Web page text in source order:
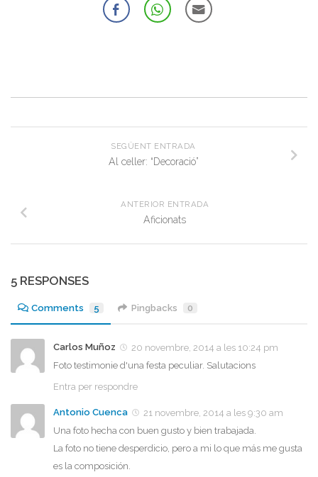
SEGÜENT ENTRADA
Al celler: “Decoració”
ANTERIOR ENTRADA
Aficionats
5 RESPONSES
Comments 5 Pingbacks 0
Carlos Muñoz
20 novembre, 2014 a les 10:24 pm
Foto testimonie d'una festa peculiar. Salutacions
Entra per respondre
Antonio Cuenca
21 novembre, 2014 a les 9:30 am
Una foto hecha con buen gusto y bien trabajada.
La foto no tiene desperdicio, pero a mi lo que más me gusta
es la composición.